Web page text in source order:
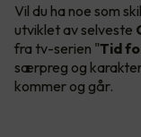
Vil du ha noe som
utviklet av selveste
fra tv-serien "Tid
særpreg og
kommer og går.